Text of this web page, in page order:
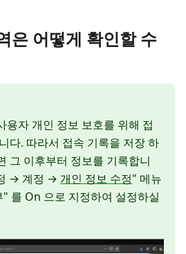
은 어떻게 확인할 수
용자 개인 정보 보호를 위해 접
다. 따라서 접속 기록을 저장 하
그 이후부터 정보를 기록합니
→ 계정 → 개인 정보 수정" 메뉴
를 On 으로 지정하여 설정하실